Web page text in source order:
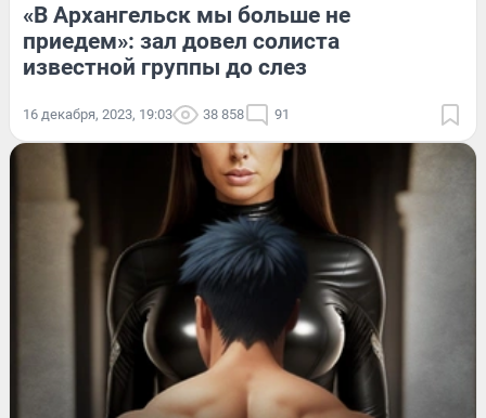
«В Архангельск мы больше не
приедем»: зал довел солиста
известной группы до слез
16 декабря, 2023, 19:03 38 858 91